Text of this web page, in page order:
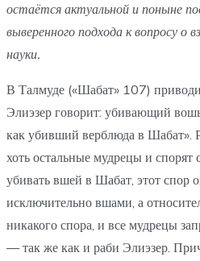
остаётся актуальной и поныне
выверенного подхода к вопросу о
науки.
В Талмуде («Шабат» 107)
Элиэзер говорит: убивающий
как убивший верблюда в Шабат».
хоть остальные мудрецы и спорят
убивать вшей в Шабат, этот спор
исключительно вшами, а
никакого спора, и все мудрецы
— так же как и раби Элиэзер.